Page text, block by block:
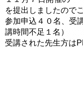
を提出しましたので
参加申込４０名、受
講時間不足１名）
受講された先生方は